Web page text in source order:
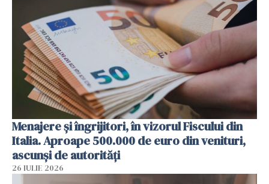
Menajere și îngrijitori, în vizorul Fiscului din
Italia. Aproape 500.000 de euro din venituri,
ascunși de autorități
26 IULIE 2026